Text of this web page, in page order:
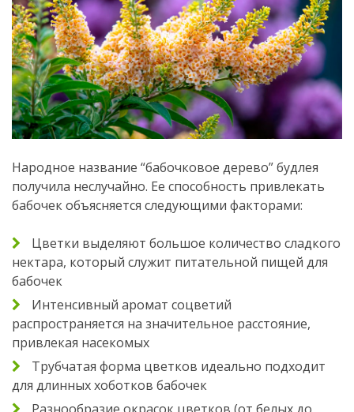
Народное название “бабочковое дерево” будлея
получила неслучайно. Ее способность привлекать
бабочек объясняется следующими факторами:
Цветки выделяют большое количество сладкого
нектара, который служит питательной пищей для
бабочек
Интенсивный аромат соцветий
распространяется на значительное расстояние,
привлекая насекомых
Трубчатая форма цветков идеально подходит
для длинных хоботков бабочек